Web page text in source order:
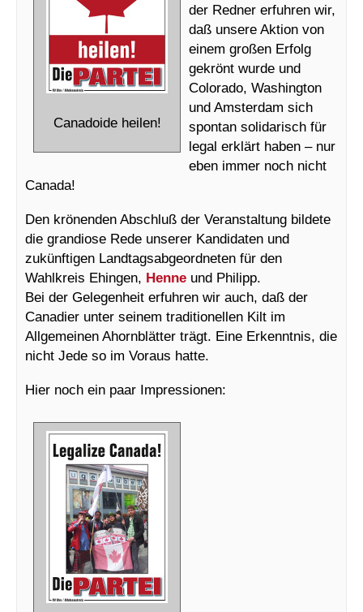
Canadoide heilen!
der Redner erfuhren wir,
daß unsere Aktion von
einem großen Erfolg
gekrönt wurde und
Colorado, Washington
und Amsterdam sich
spontan solidarisch für
legal erklärt haben – nur
eben immer noch nicht
Canada!
Den krönenden Abschluß der Veranstaltung bildete
die grandiose Rede unserer Kandidaten und
zukünftigen Landtagsabgeordneten für den
Wahlkreis Ehingen, Henne und Philipp.
Bei der Gelegenheit erfuhren wir auch, daß der
Canadier unter seinem traditionellen Kilt im
Allgemeinen Ahornblätter trägt. Eine Erkenntnis, die
nicht Jede so im Voraus hatte.
Hier noch ein paar Impressionen: